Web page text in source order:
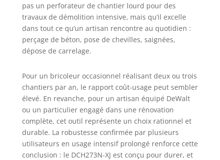
pas un perforateur de chantier lourd pour des
travaux de démolition intensive, mais qu’il excelle
dans tout ce qu’un artisan rencontre au quotidien :
perçage de béton, pose de chevilles, saignées,
dépose de carrelage.
Pour un bricoleur occasionnel réalisant deux ou trois
chantiers par an, le rapport coût-usage peut sembler
élevé. En revanche, pour un artisan équipé DeWalt
ou un particulier engagé dans une rénovation
complète, cet outil représente un choix rationnel et
durable. La robustesse confirmée par plusieurs
utilisateurs en usage intensif prolongé renforce cette
conclusion : le DCH273N-XJ est conçu pour durer, et